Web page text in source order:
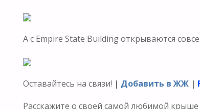
А с Empire State Building открываются
Оставайтесь на связи! | Добавить в ЖЖ|
Расскажите о своей самой любимой